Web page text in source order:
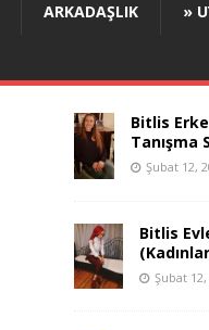
ARKADAŞLIK »
Bitlis
Tanışma
Şubat 12,
Bitlis
Şubat 12,